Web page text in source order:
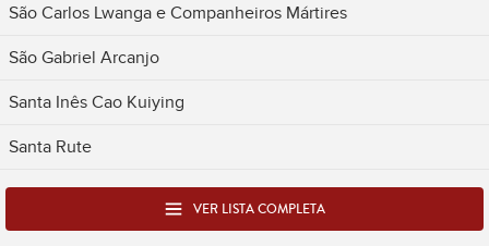
São Carlos Lwanga e Companheiros Mártires
São Gabriel Arcanjo
Santa Inês Cao Kuiying
Santa Rute
VER LISTA COMPLETA